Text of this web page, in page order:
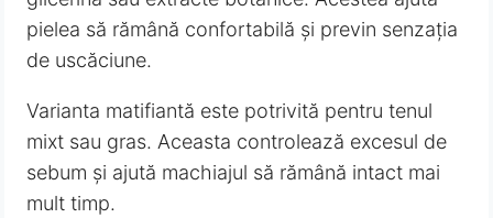
pielea să rămână confortabilă și previn senzația
de uscăciune.
Varianta matifiantă este potrivită pentru tenul
mixt sau gras. Aceasta controlează excesul de
sebum și ajută machiajul să rămână intact mai
mult timp.